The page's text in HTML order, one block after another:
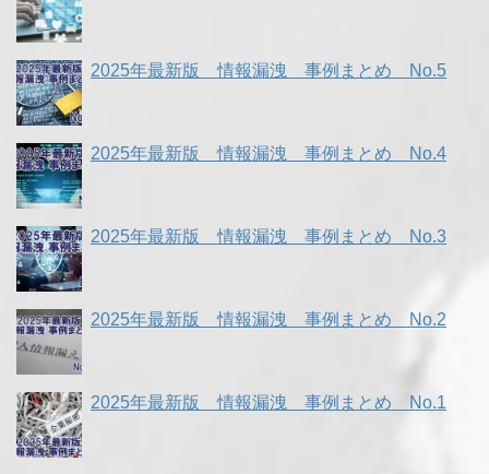
2025年最新版 情報漏洩 事例まとめ No.5
2025年最新版 情報漏洩 事例まとめ No.4
2025年最新版 情報漏洩 事例まとめ No.3
2025年最新版 情報漏洩 事例まとめ No.2
2025年最新版 情報漏洩 事例まとめ No.1